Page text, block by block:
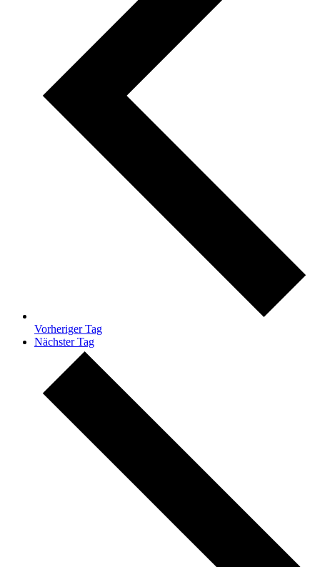
Vorheriger Tag
Nächster Tag